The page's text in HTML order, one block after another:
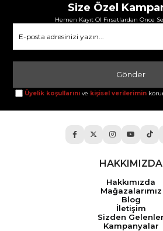
Size Özel
Hemen Kayıt Ol Fırsatlardan Önce
Gönder
Üyelik koşullarını ve kişisel verilerimin
HAKKIMIZDA
Hakkımızda
Mağazalarımız
Blog
İletişim
Sizden Gelenler
Kampanyalar